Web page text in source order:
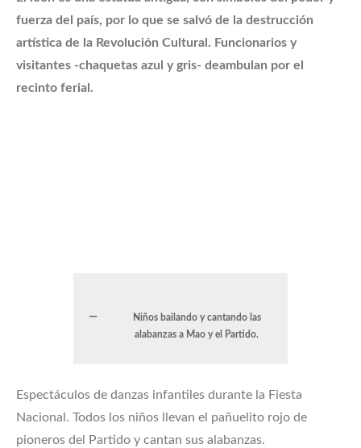
fuerza del país, por lo que se salvó de la destrucción
artística de la Revolución Cultural. Funcionarios y
visitantes -chaquetas azul y gris- deambulan por el
recinto ferial.
Niños bailando y cantando las
alabanzas a Mao y el Partido.
Espectáculos de danzas infantiles durante la Fiesta
Nacional. Todos los niños llevan el pañuelito rojo de
pioneros del Partido y cantan sus alabanzas.